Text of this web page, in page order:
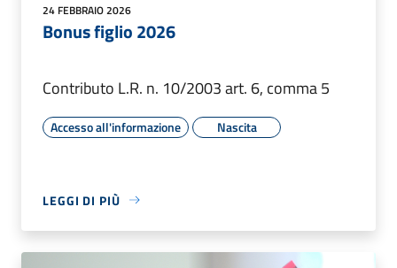
24 FEBBRAIO 2026
Bonus figlio 2026
Contributo L.R. n. 10/2003 art. 6, comma 5
Accesso all'informazione Nascita
LEGGI DI PIÙ